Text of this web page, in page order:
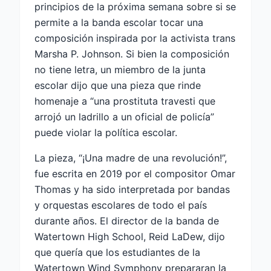
principios de la próxima semana sobre si se
permite a la banda escolar tocar una
composición inspirada por la activista trans
Marsha P. Johnson. Si bien la composición
no tiene letra, un miembro de la junta
escolar dijo que una pieza que rinde
homenaje a “una prostituta travesti que
arrojó un ladrillo a un oficial de policía”
puede violar la política escolar.
La pieza, “¡Una madre de una revolución!”,
fue escrita en 2019 por el compositor Omar
Thomas y ha sido interpretada por bandas
y orquestas escolares de todo el país
durante años. El director de la banda de
Watertown High School, Reid LaDew, dijo
que quería que los estudiantes de la
Watertown Wind Symphony prepararan la